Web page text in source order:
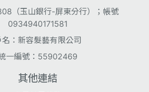
（玉山銀行-屏東分行）；帳號
0934940171581
名：新容髮藝有限公司
一編號：55902469
其他連結